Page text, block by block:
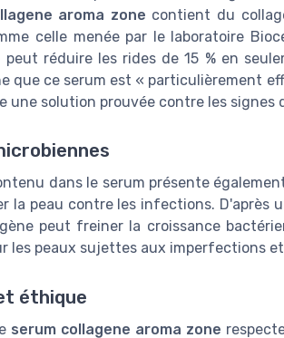
aroma zone contient du
celle menée par le laboratoire
réduire les rides de 15 % en
que ce serum est « particulièrement
une solution prouvée contre les signes
dans le serum présente
la peau contre les infections. D'après
peut freiner la croissance
les peaux sujettes aux imperfections
éthique
serum collagene aroma zone